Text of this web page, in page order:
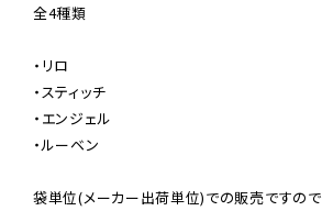
全4種類
・リロ
・スティッチ
・エンジェル
・ルーベン
袋単位(メーカー出荷単位)での販売ですので